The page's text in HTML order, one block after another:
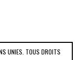
les conditions
les
UNIES. TOUS DROITS